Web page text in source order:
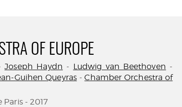
OF EUROPE
Joseph Haydn - Ludwig van Beethoven -
Guihen Queyras -Chamber Orchestra of
- 2017